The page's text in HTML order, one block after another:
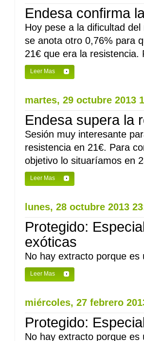
Endesa confirma
Hoy pese a la dificultad
se anota otro 0,76% para
21€ que era la
Leer Mas
martes, 29 octubre 2013
Endesa supera la
Sesión muy interesante
resistencia en 21€. Para
objetivo lo situaríamos en
Leer Mas
lunes, 28 octubre 2013
Protegido:
exóticas
No hay extracto porque
Leer Mas
miércoles, 27 febrero
Protegido:
No hay extracto porque